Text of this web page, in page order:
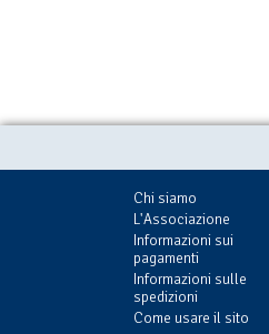
Chi siamo
L'Associazione
Informazioni sui
pagamenti
Informazioni sulle
spedizioni
Come usare il sito